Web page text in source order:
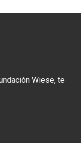
Wiese, te